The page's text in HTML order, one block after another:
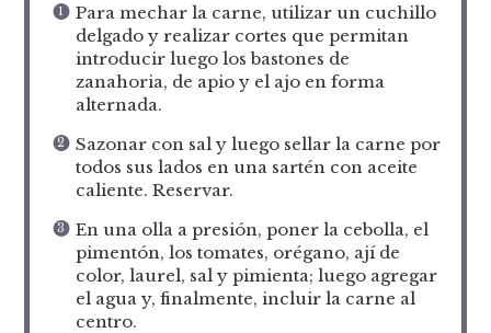
Para mechar la carne, utilizar un cuchillo
delgado y realizar cortes que permitan
introducir luego los bastones de
zanahoria, de apio y el ajo en forma
alternada.
Sazonar con sal y luego sellar la carne por
todos sus lados en una sartén con aceite
caliente. Reservar.
En una olla a presión, poner la cebolla, el
pimentón, los tomates, orégano, ají de
color, laurel, sal y pimienta; luego agregar
el agua y, finalmente, incluir la carne al
centro.